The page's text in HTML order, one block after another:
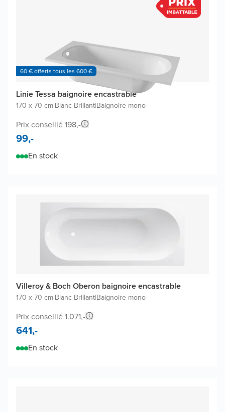
60 € offerts tous les 600 €
Linie Tessa baignoire encastrable
170 x 70 cm|Blanc Brillant|Baignoire mono
Prix conseillé 198,-
99,-
En stock
Villeroy & Boch Oberon baignoire encastrable
170 x 70 cm|Blanc Brillant|Baignoire mono
Prix conseillé 1.071,-
641,-
En stock